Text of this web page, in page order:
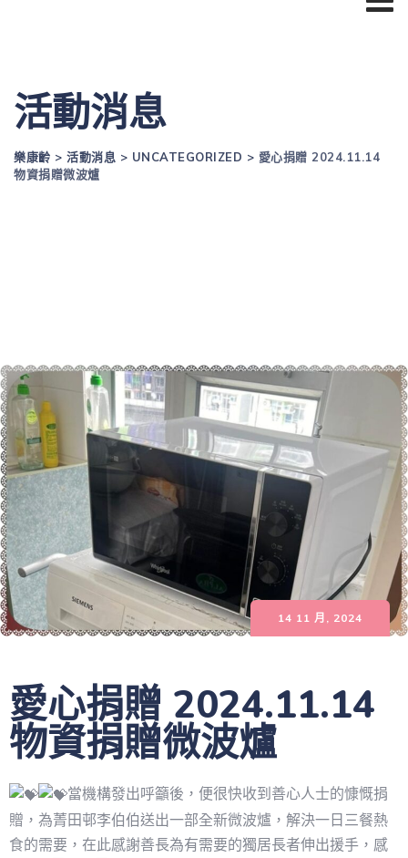
活動消息
樂康齡 > 活動消息 > UNCATEGORIZED > 愛心捐贈 2024.11.14
物資捐贈微波爐
14 11 月, 2024
愛心捐贈 2024.11.14
物資捐贈微波爐
當機構發出呼籲後，便很快收到善心人士的慷慨捐
贈，為菁田邨李伯伯送出一部全新微波爐，解決一日三餐熱
食的需要，在此感謝善長為有需要的獨居長者伸出援手，感